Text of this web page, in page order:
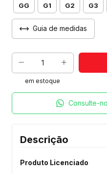
GG G1 G2 G3
Guia de medidas
em estoque
Consulte-
Descrição
Produto Licenciado